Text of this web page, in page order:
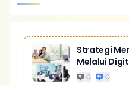
Strategi
Melalui
Bisnis Yang
0 0